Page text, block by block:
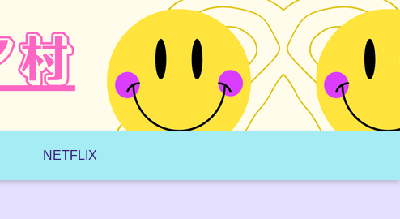
NETFLIX